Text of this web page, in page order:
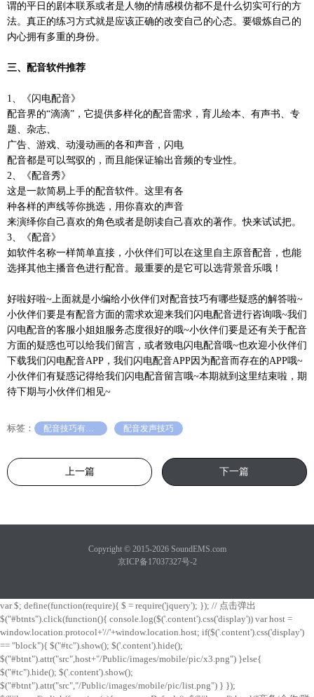
谓的平日的剧本联系或者是人物的情感模仿都不是什么切实可行的方
法。真正的练习方式就是应该正确的改变自己的心态。要锻炼自己的
内心拥有多重的身份。
三、配音软件推荐
1、《闪电配音》
配音界的“滴滴”，它提供多样化的配音需求，育儿绘本、有声书、专
题、杂志、
广告、游戏、动漫动画的各和声音，闪电
配音都是可以驾驭的，而且能保证输出音频的专业性。
2、《配音秀》
这是一款简易上手的配音软件。这里有各
种各样的声线等你挑选，用你喜欢的声音
来演绎你自己喜欢的角色或者是朗读自己喜欢的著作。快来试试把。
3、《配音》
如软件名称一样简单直接，小伙伴们可以在这里自主原音配音，也能
选择其他主播音色进行配音。最重要的是它可以选背景音乐哦！
好啦好啦~上面就是小编给小伙伴们对配音技巧有哪些疑惑的解答啦~
小伙伴们要是有配音方面的需求欢迎来我们闪电配音进行咨询哦~我们
闪电配音的客服小姐姐服务态度很好的哦~小伙伴们要是还有关于配音
方面的疑惑也可以给我们留言，或者致电闪电配音哦~也欢迎小伙伴们
下载我们闪电配音APP，我们闪电配音APP因为配音而存在的APP哦~
小伙伴们有疑惑记得给我们闪电配音留言哦~本期就到这里结束啦，期
待下期与小伙伴们相见~
标签： 配音发声技巧
上一篇 下一篇
Copyright © 2015-2026 SoundEMS.com
京ICP备17037327号-2
var $; define(function(require){ $ = require('jquery'); }); // 点击弹出
$("#btnts").click(function(){ console.log($('.content').css('display')) var host =
window.location.protocol+'//'+window.location.host; if($('.content').css('display')
== "block"){ $("#tc").show(); $('.content').hide();
$("#btnt").attr("src",host+"/Public/images/mobile/pic/x3.png") }else{
$("#tc").hide(); $('.content').show();
$("#btnt").attr("src","/Public/images/mobile/pic/list.png") } });